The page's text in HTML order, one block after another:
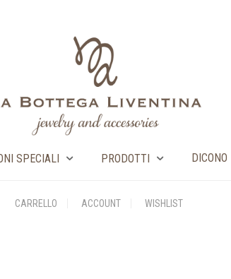
SPECIALI PRODOTTI
CARRELLO ACCOUNT WISHLIST